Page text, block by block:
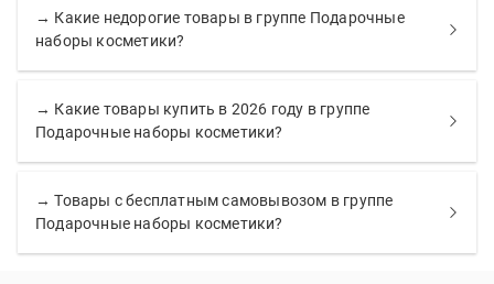
→ Какие недорогие товары в группе Подарочные
наборы косметики?
→ Какие товары купить в 2026 году в группе
Подарочные наборы косметики?
→ Товары с бесплатным самовывозом в группе
Подарочные наборы косметики?